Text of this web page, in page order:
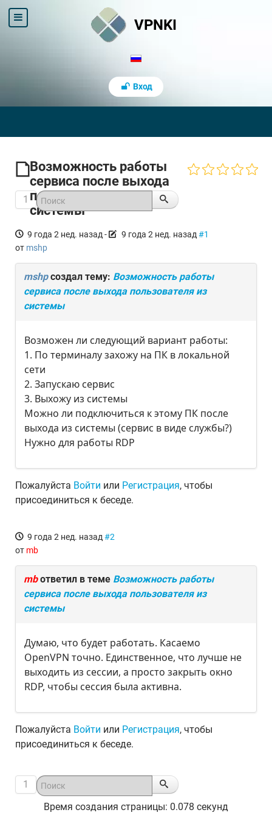
VPNKI
Вход
Возможность работы
сервиса после выхода
пользователя из
системы
1
9 года 2 нед. назад - 9 года 2 нед. назад #1
от mshp
mshpсоздал тему: Возможность работы
сервиса после выхода пользователя из
системы
Возможен ли следующий вариант работы:
1. По терминалу захожу на ПК в локальной
сети
2. Запускаю сервис
3. Выхожу из системы
Можно ли подключиться к этому ПК после
выхода из системы (сервис в виде службы?)
Нужно для работы RDP
Пожалуйста Войти или Регистрация, чтобы
присоединиться к беседе.
9 года 2 нед. назад #2
от mb
mbответил в теме Возможность работы
сервиса после выхода пользователя из
системы
Думаю, что будет работать. Касаемо
OpenVPN точно. Единственное, что лучше не
выходить из сессии, а просто закрыть окно
RDP, чтобы сессия была активна.
Пожалуйста Войти или Регистрация, чтобы
присоединиться к беседе.
1
Время создания страницы: 0.078 секунд